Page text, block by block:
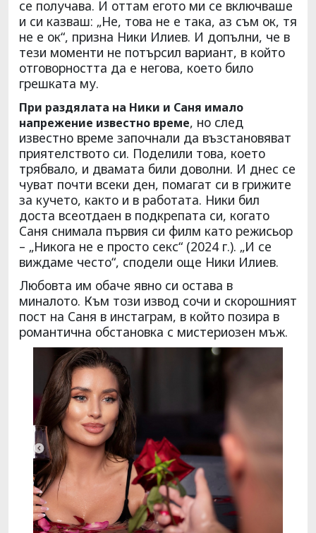
се получава. И оттам егото ми се включваше
и си казваш: „Не, това не е така, аз съм ок, тя
не е ок“, призна Ники Илиев. И допълни, че в
тези моменти не потърсил вариант, в който
отговорността да е негова, което било
грешката му.
При раздялата на Ники и Саня имало
напрежение известно време, но след
известно време започнали да възстановяват
приятелството си. Поделили това, което
трябвало, и двамата били доволни. И днес се
чуват почти всеки ден, помагат си в грижите
за кучето, както и в работата. Ники бил
доста всеотдаен в подкрепата си, когато
Саня снимала първия си филм като режисьор
– „Никога не е просто секс“ (2024 г.). „И се
виждаме често“, сподели още Ники Илиев.
Любовта им обаче явно си остава в
миналото. Към този извод сочи и скорошният
пост на Саня в инстаграм, в който позира в
романтична обстановка с мистериозен мъж.